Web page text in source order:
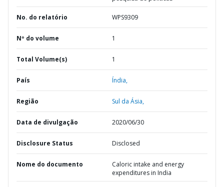
No. do relatório WPS9309
Nº do volume 1
Total Volume(s) 1
País Índia,
Região Sul da Ásia,
Data de divulgação 2020/06/30
Disclosure Status Disclosed
Nome do documento
Caloric intake and energy
expenditures in India